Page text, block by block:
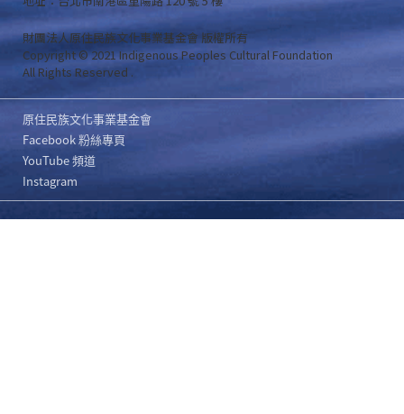
財團法人原住民族文化事業基金會 版權所有
Copyright © 2021 Indigenous Peoples Cultural Foundation
All Rights Reserved .
原住民族文化事業基金會
Facebook 粉絲專頁
YouTube 頻道
Instagram